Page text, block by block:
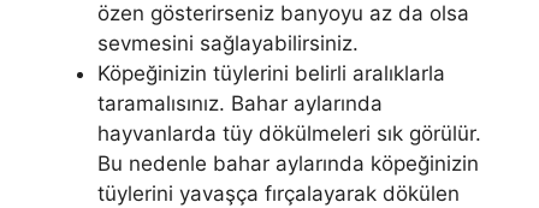
özen gösterirseniz banyoyu az da olsa
sevmesini sağlayabilirsiniz.
Köpeğinizin tüylerini belirli aralıklarla
taramalısınız. Bahar aylarında
hayvanlarda tüy dökülmeleri sık görülür.
Bu nedenle bahar aylarında köpeğinizin
tüylerini yavaşça fırçalayarak dökülen